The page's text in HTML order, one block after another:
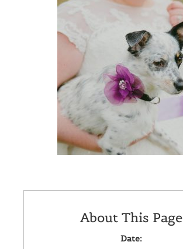
About This Page
Date: